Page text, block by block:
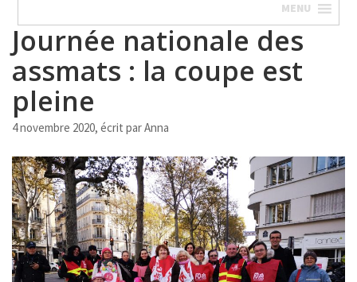
MENU
Journée nationale des
assmats : la coupe est
pleine
4 novembre 2020, écrit parAnna